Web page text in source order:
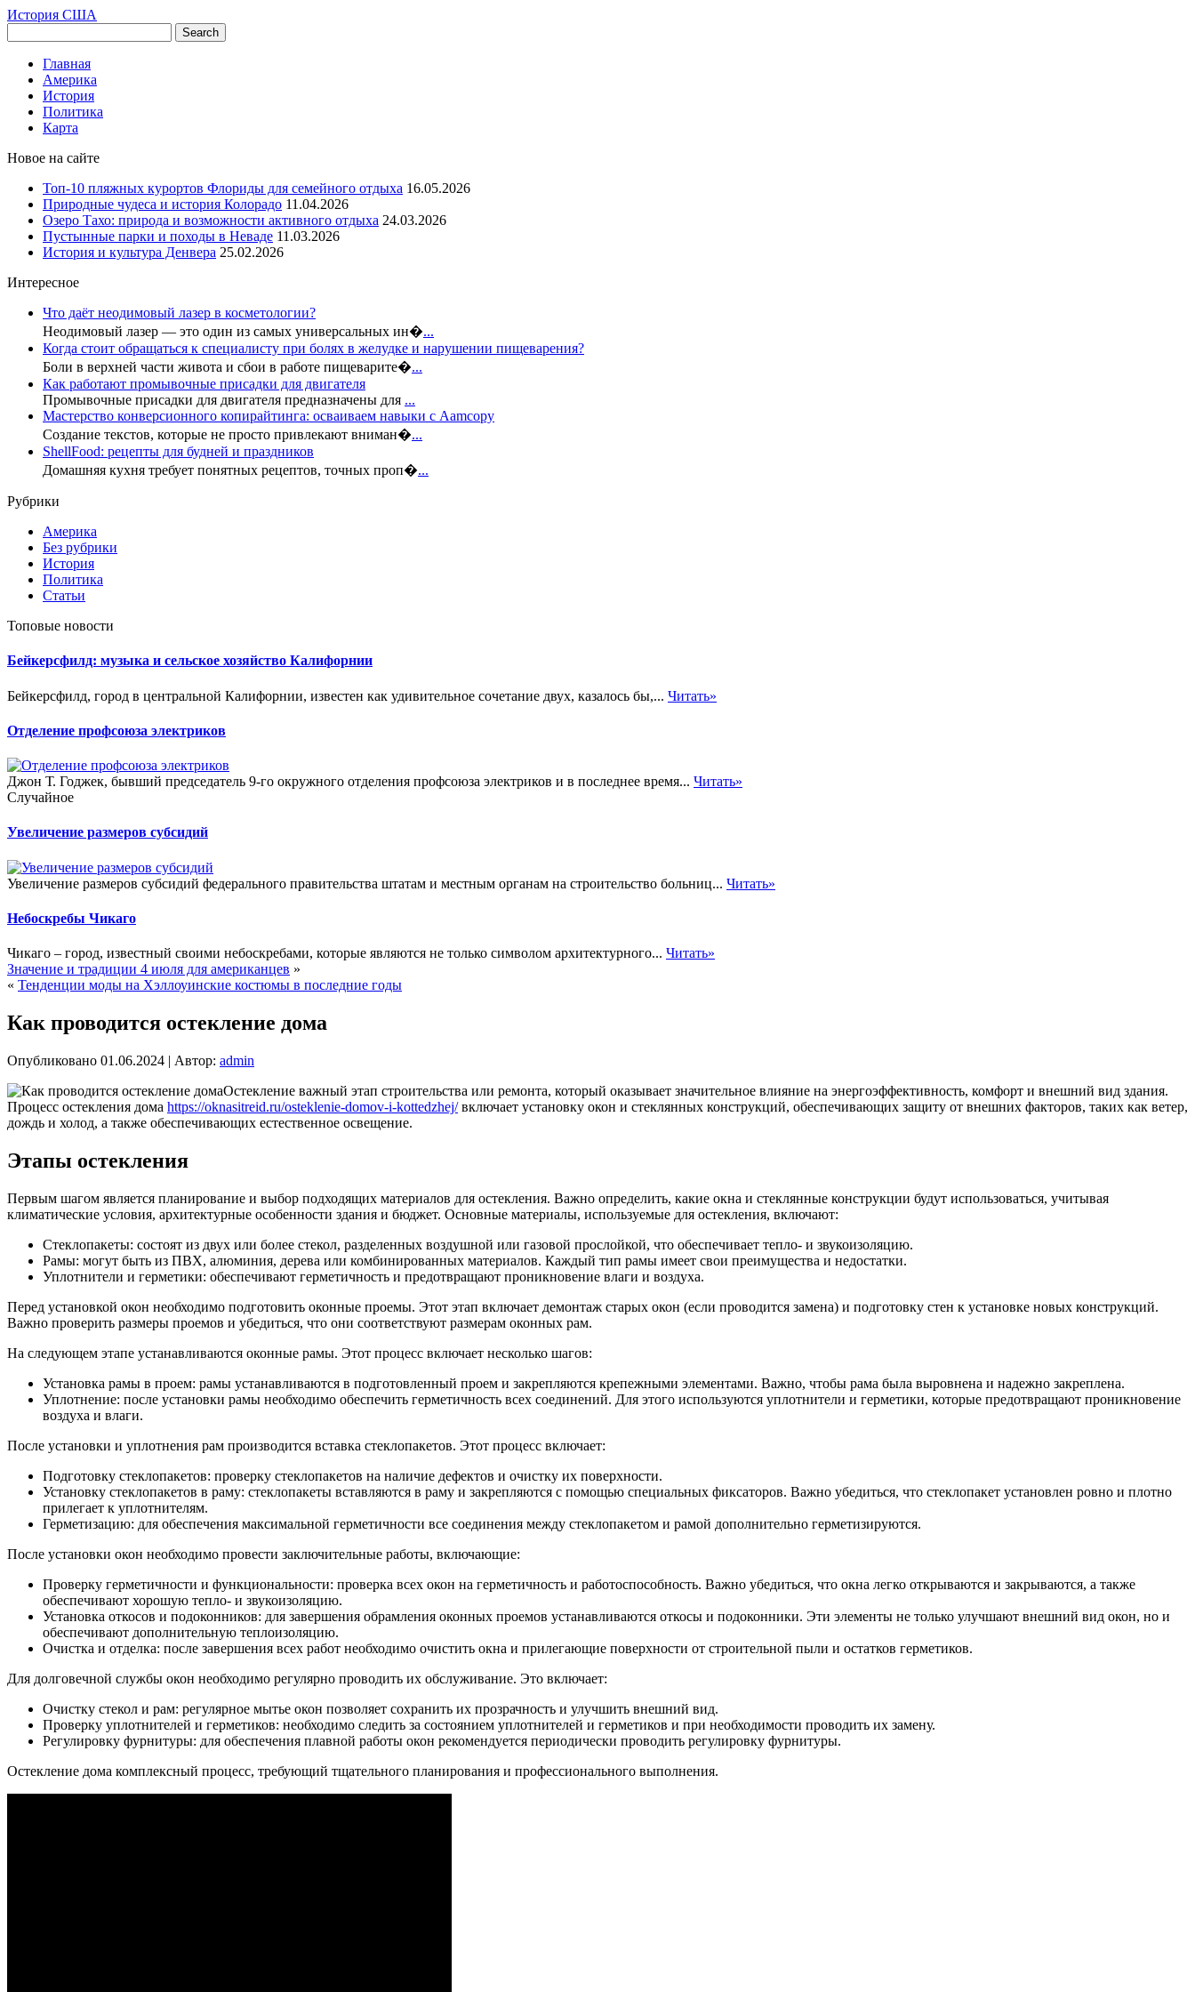
История США
Главная
Америка
История
Политика
Карта
Новое на сайте
Топ-10 пляжных курортов Флориды для семейного отдыха 16.05.2026
Природные чудеса и история Колорадо 11.04.2026
Озеро Тахо: природа и возможности активного отдыха 24.03.2026
Пустынные парки и походы в Неваде 11.03.2026
История и культура Денвера 25.02.2026
Интересное
Что даёт неодимовый лазер в косметологии?
Неодимовый лазер — это один из самых универсальных ин�...
Когда стоит обращаться к специалисту при болях в желудке и нарушении пищеварения?
Боли в верхней части живота и сбои в работе пищеварите�...
Как работают промывочные присадки для двигателя
Промывочные присадки для двигателя предназначены для ...
Мастерство конверсионного копирайтинга: осваиваем навыки с Aamcopy
Создание текстов, которые не просто привлекают вниман�...
ShellFood: рецепты для будней и праздников
Домашняя кухня требует понятных рецептов, точных проп�...
Рубрики
Америка
Без рубрики
История
Политика
Статьи
Топовые новости
Бейкерсфилд: музыка и сельское хозяйство Калифорнии
Бейкерсфилд, город в центральной Калифорнии, известен как удивительное сочетание двух, казалось бы,... Читать»
Отделение профсоюза электриков
Джон Т. Годжек, бывший председатель 9-го окружного отделения профсоюза электриков и в последнее время... Читать»
Случайное
Увеличение размеров субсидий
Увеличение размеров субсидий федерального правительства штатам и местным органам на строительство больниц... Читать»
Небоскребы Чикаго
Чикаго – город, известный своими небоскребами, которые являются не только символом архитектурного... Читать»
Значение и традиции 4 июля для американцев »
« Тенденции моды на Хэллоуинские костюмы в последние годы
Как проводится остекление дома
Опубликовано 01.06.2024 | Автор: admin
Остекление важный этап строительства или ремонта, который оказывает значительное влияние на энергоэффективность, комфорт и внешний вид здания.
Процесс остекления дома https://oknasitreid.ru/osteklenie-domov-i-kottedzhej/включает установку окон и стеклянных конструкций, обеспечивающих защиту от внешних факторов, таких как ветер,
дождь и холод, а также обеспечивающих естественное освещение.
Этапы остекления
Первым шагом является планирование и выбор подходящих материалов для остекления. Важно определить, какие окна и стеклянные конструкции будут использоваться, учитывая
климатические условия, архитектурные особенности здания и бюджет. Основные материалы, используемые для остекления, включают:
Стеклопакеты: состоят из двух или более стекол, разделенных воздушной или газовой прослойкой, что обеспечивает тепло- и звукоизоляцию.
Рамы: могут быть из ПВХ, алюминия, дерева или комбинированных материалов. Каждый тип рамы имеет свои преимущества и недостатки.
Уплотнители и герметики: обеспечивают герметичность и предотвращают проникновение влаги и воздуха.
Перед установкой окон необходимо подготовить оконные проемы. Этот этап включает демонтаж старых окон (если проводится замена) и подготовку стен к установке новых конструкций.
Важно проверить размеры проемов и убедиться, что они соответствуют размерам оконных рам.
На следующем этапе устанавливаются оконные рамы. Этот процесс включает несколько шагов:
Установка рамы в проем: рамы устанавливаются в подготовленный проем и закрепляются крепежными элементами. Важно, чтобы рама была выровнена и надежно закреплена.
Уплотнение: после установки рамы необходимо обеспечить герметичность всех соединений. Для этого используются уплотнители и герметики, которые предотвращают проникновение
воздуха и влаги.
После установки и уплотнения рам производится вставка стеклопакетов. Этот процесс включает:
Подготовку стеклопакетов: проверку стеклопакетов на наличие дефектов и очистку их поверхности.
Установку стеклопакетов в раму: стеклопакеты вставляются в раму и закрепляются с помощью специальных фиксаторов. Важно убедиться, что стеклопакет установлен ровно и плотно
прилегает к уплотнителям.
Герметизацию: для обеспечения максимальной герметичности все соединения между стеклопакетом и рамой дополнительно герметизируются.
После установки окон необходимо провести заключительные работы, включающие:
Проверку герметичности и функциональности: проверка всех окон на герметичность и работоспособность. Важно убедиться, что окна легко открываются и закрываются, а также
обеспечивают хорошую тепло- и звукоизоляцию.
Установка откосов и подоконников: для завершения обрамления оконных проемов устанавливаются откосы и подоконники. Эти элементы не только улучшают внешний вид окон, но и
обеспечивают дополнительную теплоизоляцию.
Очистка и отделка: после завершения всех работ необходимо очистить окна и прилегающие поверхности от строительной пыли и остатков герметиков.
Для долговечной службы окон необходимо регулярно проводить их обслуживание. Это включает:
Очистку стекол и рам: регулярное мытье окон позволяет сохранить их прозрачность и улучшить внешний вид.
Проверку уплотнителей и герметиков: необходимо следить за состоянием уплотнителей и герметиков и при необходимости проводить их замену.
Регулировку фурнитуры: для обеспечения плавной работы окон рекомендуется периодически проводить регулировку фурнитуры.
Остекление дома комплексный процесс, требующий тщательного планирования и профессионального выполнения.